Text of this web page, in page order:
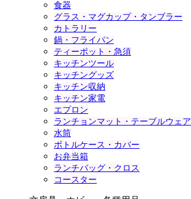
食器
グラス・マグカップ・タンブラー
カトラリー
鍋・フライパン
ティーポット・急須
キッチンツール
キッチングッズ
キッチン収納
キッチン家電
エプロン
ランチョンマット・テーブルウェア
水筒
ボトルケース・カバー
お弁当箱
ランチバッグ・クロス
コースター